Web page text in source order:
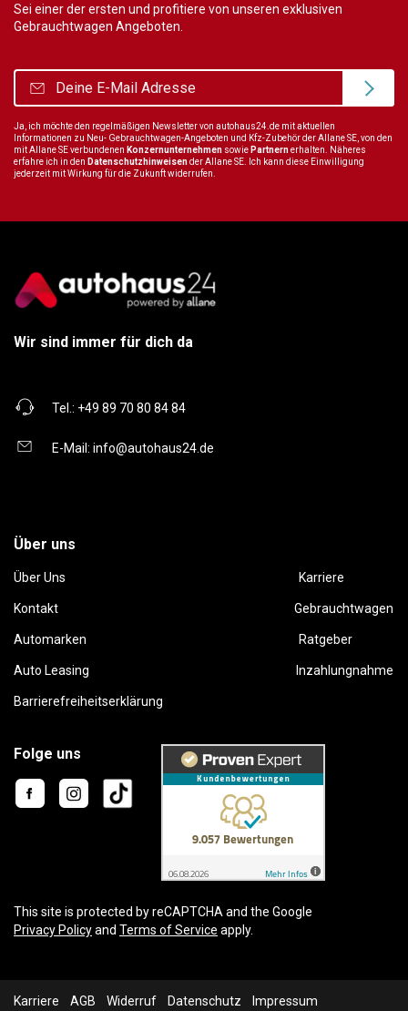
Sei einer der ersten und profitiere von unseren exklusiven
Gebrauchtwagen Angeboten.
Ja, ich möchte den regelmäßigen Newsletter von autohaus24.de mit aktuellen
Informationen zu Neu- Gebrauchtwagen-Angeboten und Kfz-Zubehör der Allane SE, von den
mit Allane SE verbundenen Konzernunternehmen sowie Partnernerhalten. Näheres
erfahre ich in den Datenschutzhinweisender Allane SE. Ich kann diese Einwilligung
jederzeit mit Wirkung für die Zukunft widerrufen.
Wir sind immer für dich da
Tel.: +49 89 70 80 84 84
E-Mail: info@autohaus24.de
Über uns
Über Uns Karriere
Kontakt Gebrauchtwagen
Automarken Ratgeber
Auto Leasing Inzahlungnahme
Barrierefreiheitserklärung
Folge uns
This site is protected by reCAPTCHA and the Google
Privacy Policyand Terms of Service apply.
Karriere AGB Widerruf Datenschutz Impressum